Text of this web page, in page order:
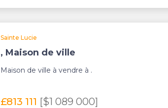
Sainte Lucie
, Maison de ville
Maison de ville à vendre à .
£813 111 [$1 089 000]